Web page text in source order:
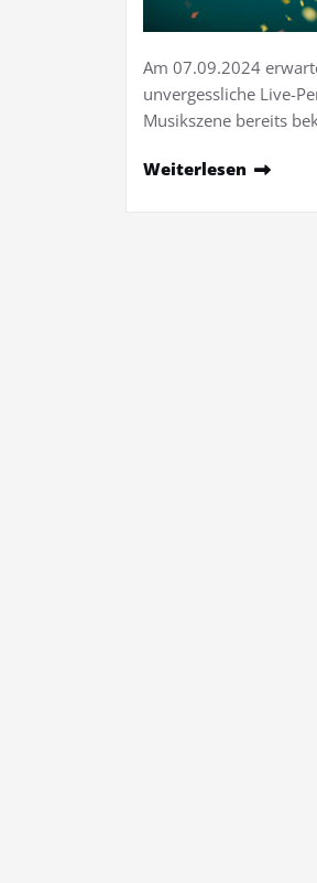
Am 07.09.2024
unvergessliche Live-
Musikszene bereits
Weiterlesen